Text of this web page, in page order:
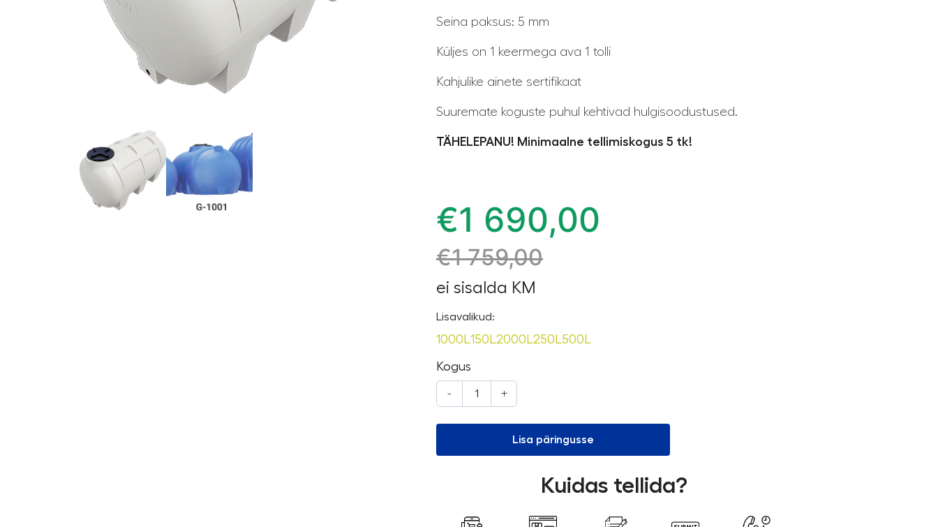
Seina paksus: 5 mm
Küljes on 1 keermega ava 1 tolli
Kahjulike ainete sertifikaat
Suuremate koguste puhul kehtivad hulgisoodustused.
TÄHELEPANU! Minimaalne tellimiskogus 5 tk!
€1 690,00
€1 759,00
ei sisalda KM
Lisavalikud:
1000L150L2000L250L500L
Kogus
- +
Lisa päringusse
Kuidas tellida?